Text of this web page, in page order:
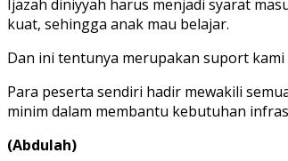
Ijazah diniyyah harus menjadi syarat
kuat, sehingga anak mau belajar.
Dan ini tentunya merupakan suport kami
Para peserta sendiri hadir mewakili
minim dalam membantu kebutuhan
(Abdulah)